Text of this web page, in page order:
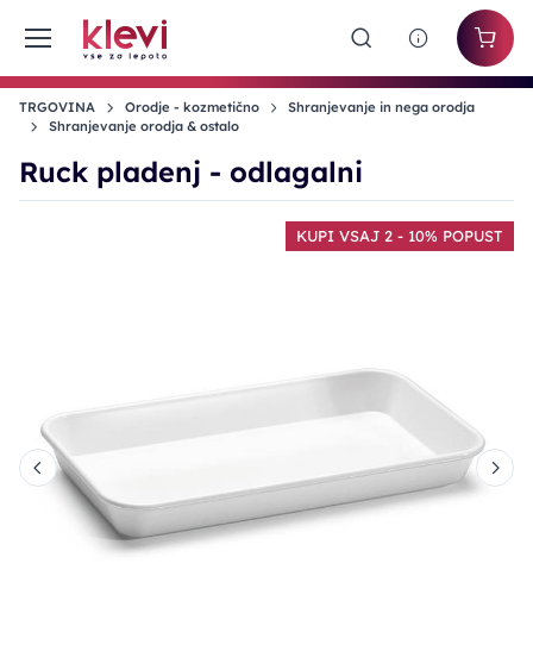
TRGOVINA Orodje - kozmetično
Shranjevanje in nega orodja
Shranjevanje orodja & ostalo
Ruck pladenj - odlagalni
KUPI VSAJ 2 - 10% POPUST